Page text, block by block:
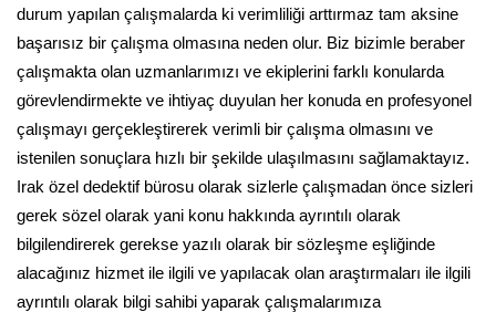
durum yapılan çalışmalarda ki verimliliği arttırmaz tam aksine
başarısız bir çalışma olmasına neden olur. Biz bizimle beraber
çalışmakta olan uzmanlarımızı ve ekiplerini farklı konularda
görevlendirmekte ve ihtiyaç duyulan her konuda en profesyonel
çalışmayı gerçekleştirerek verimli bir çalışma olmasını ve
istenilen sonuçlara hızlı bir şekilde ulaşılmasını sağlamaktayız.
Irak özel dedektif bürosu olarak sizlerle çalışmadan önce sizleri
gerek sözel olarak yani konu hakkında ayrıntılı olarak
bilgilendirerek gerekse yazılı olarak bir sözleşme eşliğinde
alacağınız hizmet ile ilgili ve yapılacak olan araştırmaları ile ilgili
ayrıntılı olarak bilgi sahibi yaparak çalışmalarımıza